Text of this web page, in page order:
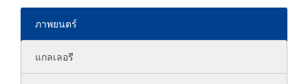
ภาพยนตร์
แกลเลอรี